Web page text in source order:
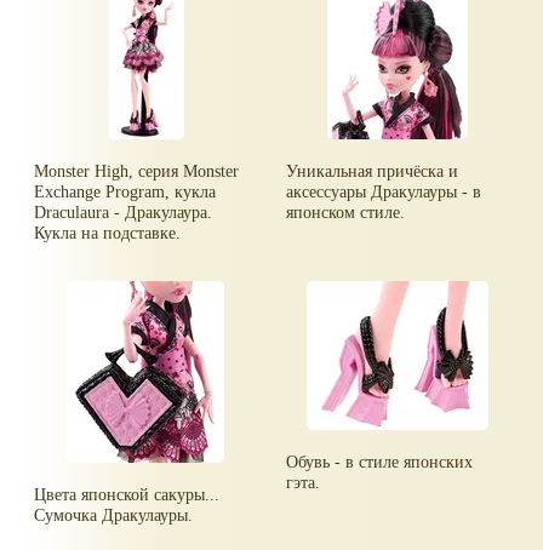
Monster High, серия Monster
Exchange Program, кукла
Draculaura - Дракулаура.
Кукла на подставке.
Уникальная причёска и
аксессуары Дракулауры - в
японском стиле.
Цвета японской сакуры...
Сумочка Дракулауры.
Обувь - в стиле японских
гэта.